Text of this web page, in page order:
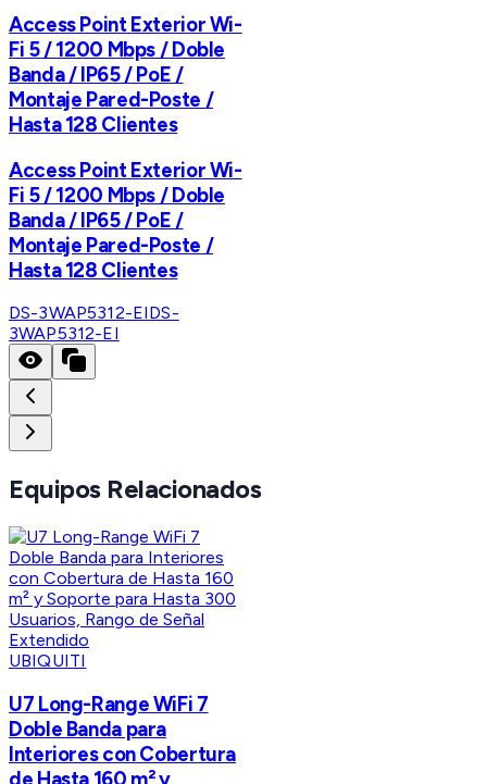
Access Point Exterior Wi-
Fi 5 / 1200 Mbps / Doble
Banda / IP65 / PoE /
Montaje Pared-Poste /
Hasta 128 Clientes
Access Point Exterior Wi-
Fi 5 / 1200 Mbps / Doble
Banda / IP65 / PoE /
Montaje Pared-Poste /
Hasta 128 Clientes
DS-3WAP5312-EIDS-
3WAP5312-EI
Equipos Relacionados
UBIQUITI
U7 Long-Range WiFi 7
Doble Banda para
Interiores con Cobertura